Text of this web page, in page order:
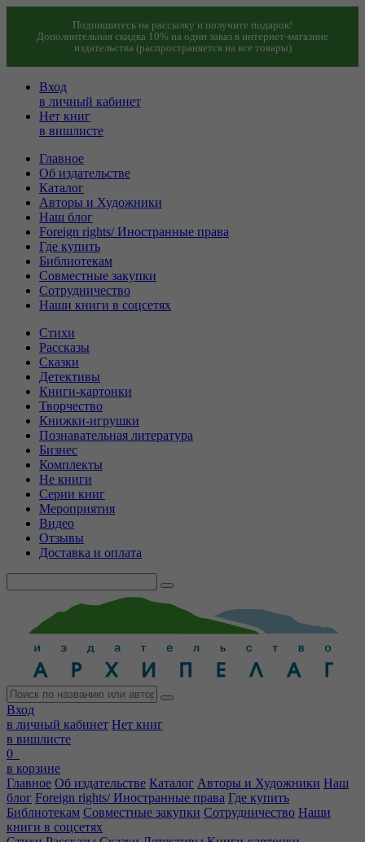
Подпишитесь на рассылку и получите подарок!
Дополнительная скидка 10% на один заказ в интернет-магазине
издательства (распространяется на все товары)
Вход
в личный кабинет
Нет книг
в вишлисте
Главное
Об издательстве
Каталог
Авторы и Художники
Наш блог
Foreign rights/ Иностранные права
Где купить
Библиотекам
Совместные закупки
Сотрудничество
Наши книги в соцсетях
Стихи
Рассказы
Сказки
Детективы
Книги-картонки
Творчество
Книжки-игрушки
Познавательная литература
Бизнес
Комплекты
Не книги
Серии книг
Мероприятия
Видео
Отзывы
Доставка и оплата
Вход
в личный кабинет Нет книг
в вишлисте
0
в корзине
Главное Об издательстве Каталог Авторы и Художники Наш
блог Foreign rights/ Иностранные права Где купить
Библиотекам Совместные закупки Сотрудничество Наши
книги в соцсетях